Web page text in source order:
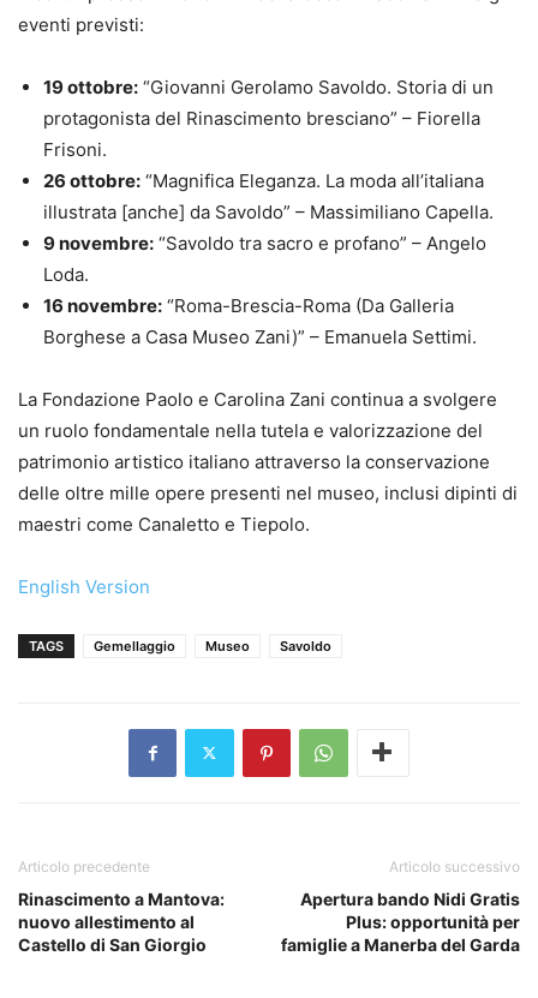
eventi previsti:
19 ottobre: “Giovanni Gerolamo Savoldo. Storia di un
protagonista del Rinascimento bresciano” – Fiorella
Frisoni.
26 ottobre: “Magnifica Eleganza. La moda all’italiana
illustrata [anche] da Savoldo” – Massimiliano Capella.
9 novembre: “Savoldo tra sacro e profano” – Angelo
Loda.
16 novembre: “Roma-Brescia-Roma (Da Galleria
Borghese a Casa Museo Zani)” – Emanuela Settimi.
La Fondazione Paolo e Carolina Zani continua a svolgere
un ruolo fondamentale nella tutela e valorizzazione del
patrimonio artistico italiano attraverso la conservazione
delle oltre mille opere presenti nel museo, inclusi dipinti di
maestri come Canaletto e Tiepolo.
English Version
TAGS Gemellaggio Museo Savoldo
Articolo precedente
Rinascimento a Mantova:
nuovo allestimento al
Castello di San Giorgio
Articolo successivo
Apertura bando Nidi Gratis
Plus: opportunità per
famiglie a Manerba del Garda